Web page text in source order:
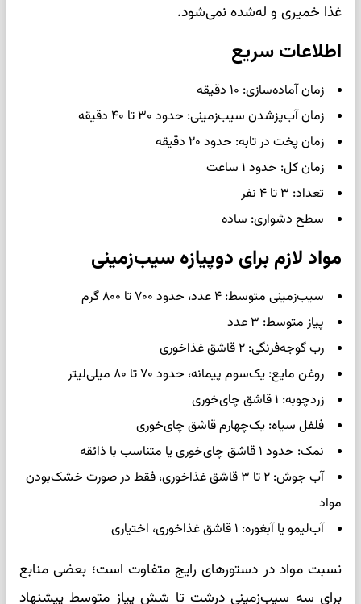
غذا خمیری و له‌شده نمی‌شود.
اطلاعات سریع
زمان آماده‌سازی: ۱۰ دقیقه
زمان آب‌پزشدن سیب‌زمینی: حدود ۳۰ تا ۴۰ دقیقه
زمان پخت در تابه: حدود ۲۰ دقیقه
زمان کل: حدود ۱ ساعت
تعداد: ۳ تا ۴ نفر
سطح دشواری: ساده
مواد لازم برای دوپیازه سیب‌زمینی
سیب‌زمینی متوسط: ۴ عدد، حدود ۷۰۰ تا ۸۰۰ گرم
پیاز متوسط: ۳ عدد
رب گوجه‌فرنگی: ۲ قاشق غذاخوری
روغن مایع: یک‌سوم پیمانه، حدود ۷۰ تا ۸۰ میلی‌لیتر
زردچوبه: ۱ قاشق چای‌خوری
فلفل سیاه: یک‌چهارم قاشق چای‌خوری
نمک: حدود ۱ قاشق چای‌خوری یا متناسب با ذائقه
آب جوش: ۲ تا ۳ قاشق غذاخوری، فقط در صورت خشک‌بودن
مواد
آب‌لیمو یا آبغوره: ۱ قاشق غذاخوری، اختیاری
نسبت مواد در دستورهای رایج متفاوت است؛ بعضی منابع
برای سه سیب‌زمینی درشت تا شش پیاز متوسط پیشنهاد